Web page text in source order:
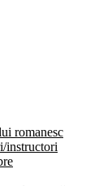
romanesc
instructori